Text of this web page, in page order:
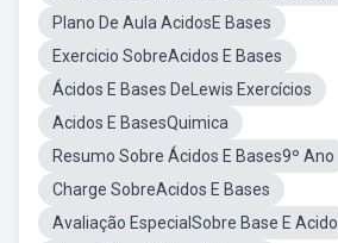
Plano De Aula AcidosE Bases
Exercicio SobreAcidos E Bases
Ácidos E Bases DeLewis Exercícios
Acidos E BasesQuimica
Resumo Sobre Ácidos E Bases9º Ano
Charge SobreAcidos E Bases
Avaliação EspecialSobre Base E Acido